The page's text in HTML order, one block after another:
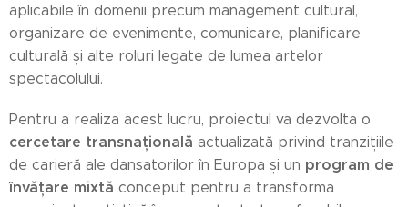
aplicabile în domenii precum management cultural,
organizare de evenimente, comunicare, planificare
culturală și alte roluri legate de lumea artelor
spectacolului.
Pentru a realiza acest lucru, proiectul va dezvolta o
cercetare transnațională actualizată privind tranzițiile
de carieră ale dansatorilor în Europa și un program de
învățare mixtă conceput pentru a transforma